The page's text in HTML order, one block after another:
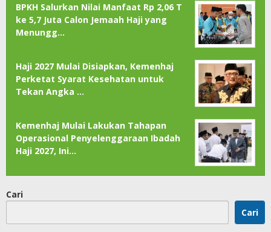
BPKH Salurkan Nilai Manfaat Rp 2,06 T
ke 5,7 Juta Calon Jemaah Haji yang
Menungg…
Haji 2027 Mulai Disiapkan, Kemenhaj
Perketat Syarat Kesehatan untuk
Tekan Angka …
Kemenhaj Mulai Lakukan Tahapan
Operasional Penyelenggaraan Ibadah
Haji 2027, Ini…
Cari
Cari